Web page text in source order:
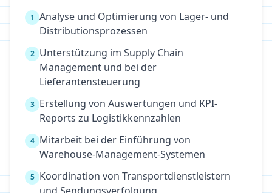
1 Analyse und Optimierung von Lager- und
Distributionsprozessen
2 Unterstützung im Supply Chain
Management und bei der
Lieferantensteuerung
3 Erstellung von Auswertungen und KPI-
Reports zu Logistikkennzahlen
4 Mitarbeit bei der Einführung von
Warehouse-Management-Systemen
5 Koordination von Transportdienstleistern